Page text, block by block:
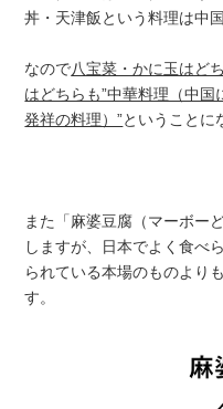
丼・天津飯という料理は中
なので八宝菜・かに玉はど
はどちらも”中華料理（中
発祥の料理）”ということに
また「麻婆豆腐（マーボー
しますが、日本でよく食べ
られている本場のものより
す。